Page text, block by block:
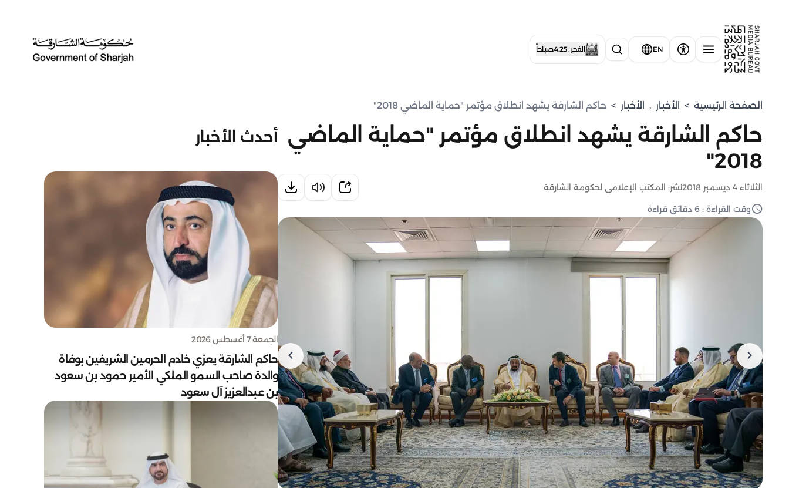
EN الفجر : 4:25 صباحاً
الصفحة الرئيسية > الأخبار , الأخبار > حاكم الشارقة يشهد انطلاق مؤتمر "حماية الماضي 2018"
حاكم الشارقة يشهد انطلاق مؤتمر "حماية الماضي
2018"
الثلاثاء 4 ديسمبر 2018 نشر: المكتب الإعلامي لحكومة الشارقة
وقت القراءة : 6 دقائق قراءة
أحدث الأخبار
الجمعة 7 أغسطس 2026
حاكم الشارقة يعزي خادم الحرمين الشريفين بوفاة
والدة صاحب السمو الملكي الأمير حمود بن سعود
بن عبدالعزيز آل سعود